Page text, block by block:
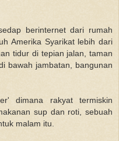
berinternet dari rumah
Amerika Syarikat lebih dari
tidur di tepian jalan, taman
bawah jambatan, bangunan
dimana rakyat termiskin
sup dan roti, sebuah
malam itu.